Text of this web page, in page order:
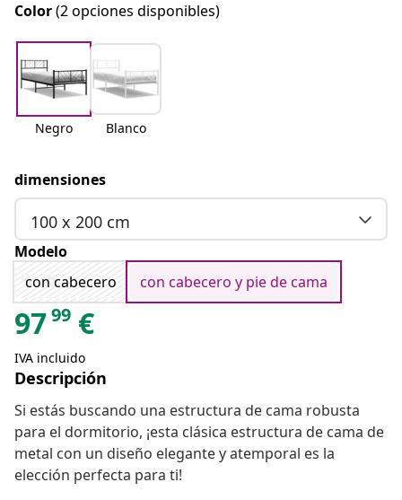
Color(2 opciones disponibles)
Negro Blanco
dimensiones
100 x 200 cm
Modelo
con cabecero
con cabecero y pie de cama
9799 €
IVA incluido
Descripción
Si estás buscando una estructura de cama robusta
para el dormitorio, ¡esta clásica estructura de cama de
metal con un diseño elegante y atemporal es la
elección perfecta para ti!